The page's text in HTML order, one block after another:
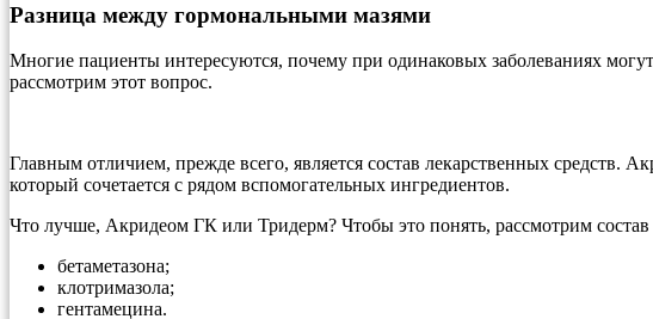
Разница между гормональными мазями
Многие пациенты интересуются, почему при одинаковых заболеваниях
рассмотрим этот вопрос.
Главным отличием, прежде всего, является состав лекарственных средств.
который сочетается с рядом вспомогательных ингредиентов.
Что лучше, Акридеом ГК или Тридерм? Чтобы это понять, рассмотрим
бетаметазона;
клотримазола;
гентамецина.